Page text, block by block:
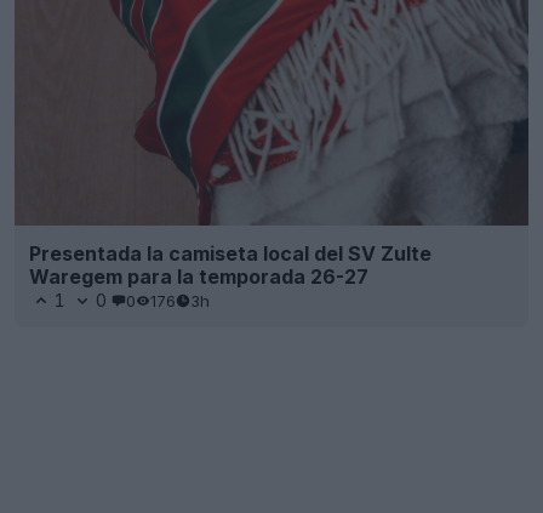
Presentada la camiseta local del SV Zulte
Waregem para la temporada 26-27
1 0 0 176 3h